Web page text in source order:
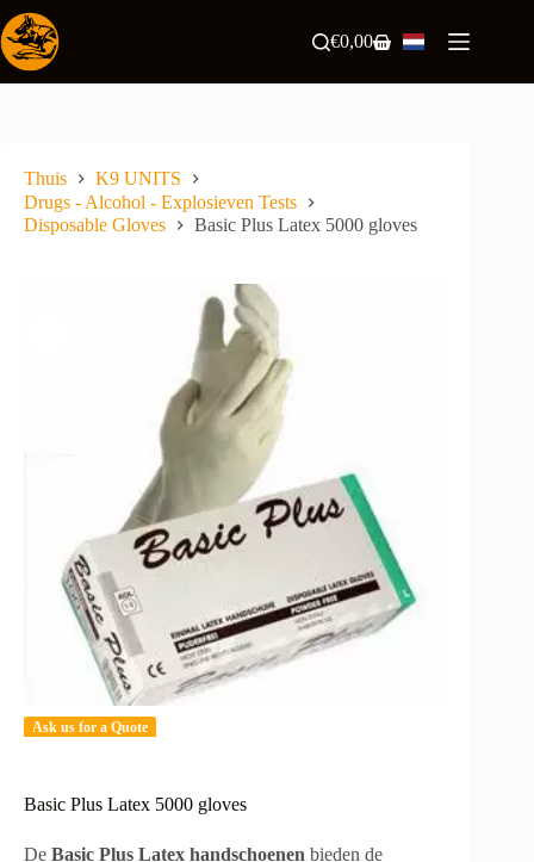
naar
de
inhoud
Winkelwagen
€0,00
Thuis
K9 UNITS
Drugs - Alcohol - Explosieven Tests
Disposable Gloves
Basic Plus Latex 5000 gloves
Ask us for a Quote
Basic Plus Latex 5000 gloves
De Basic Plus Latex handschoenen bieden de